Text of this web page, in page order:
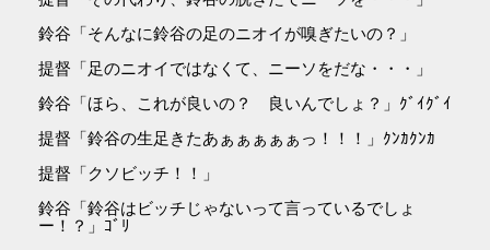
鈴谷「そんなに鈴谷の足のニオイが嗅ぎたいの？」
提督「足のニオイではなくて、ニーソをだな・・・」
鈴谷「ほら、これが良いの？ 良いんでしょ？」ｸﾞｲｸﾞｲ
提督「鈴谷の生足きたあぁぁぁぁぁっ！！！」ｸﾝｶｸﾝｶ
提督「クソビッチ！！」
鈴谷「鈴谷はビッチじゃないって言っているでしょ
ー！？」ｺﾞﾘ